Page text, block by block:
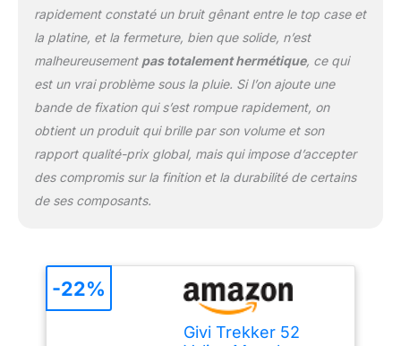
rapidement constaté un bruit gênant entre le top case et
la platine, et la fermeture, bien que solide, n’est
malheureusement pas totalement hermétique, ce qui
est un vrai problème sous la pluie. Si l’on ajoute une
bande de fixation qui s’est rompue rapidement, on
obtient un produit qui brille par son volume et son
rapport qualité-prix global, mais qui impose d’accepter
des compromis sur la finition et la durabilité de certains
de ses composants.
Givi Trekker 52
-22%